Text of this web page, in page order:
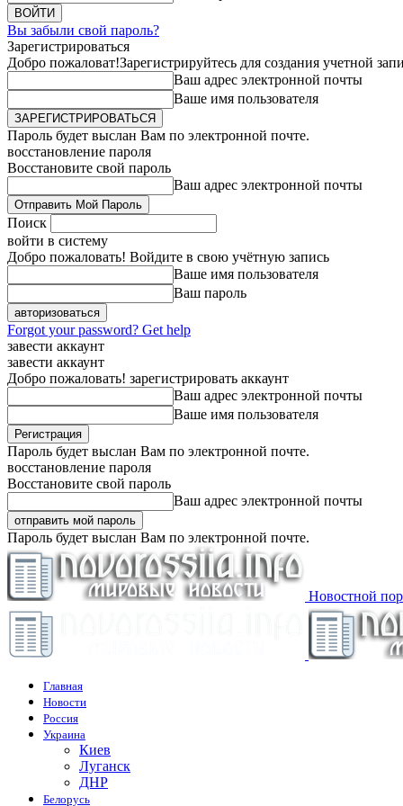
Вы забыли свой пароль?
Зарегистрироваться
Добро пожаловат!Зарегистрируйтесь для создания учетной
Ваш адрес электронной почты
Ваше имя пользователя
Пароль будет выслан Вам по электронной почте.
восстановление пароля
Восстановите свой пароль
Ваш адрес электронной почты
Поиск
войти в систему
Добро пожаловать! Войдите в свою учётную запись
Ваше имя пользователя
Ваш пароль
Forgot your password? Get help
завести аккаунт
завести аккаунт
Добро пожаловать! зарегистрировать аккаунт
Ваш адрес электронной почты
Ваше имя пользователя
Пароль будет выслан Вам по электронной почте.
восстановление пароля
Восстановите свой пароль
Ваш адрес электронной почты
Пароль будет выслан Вам по электронной почте.
Новостной
Главная
Новости
Россия
Украина
Киев
Луганск
ДНР
Белорусь